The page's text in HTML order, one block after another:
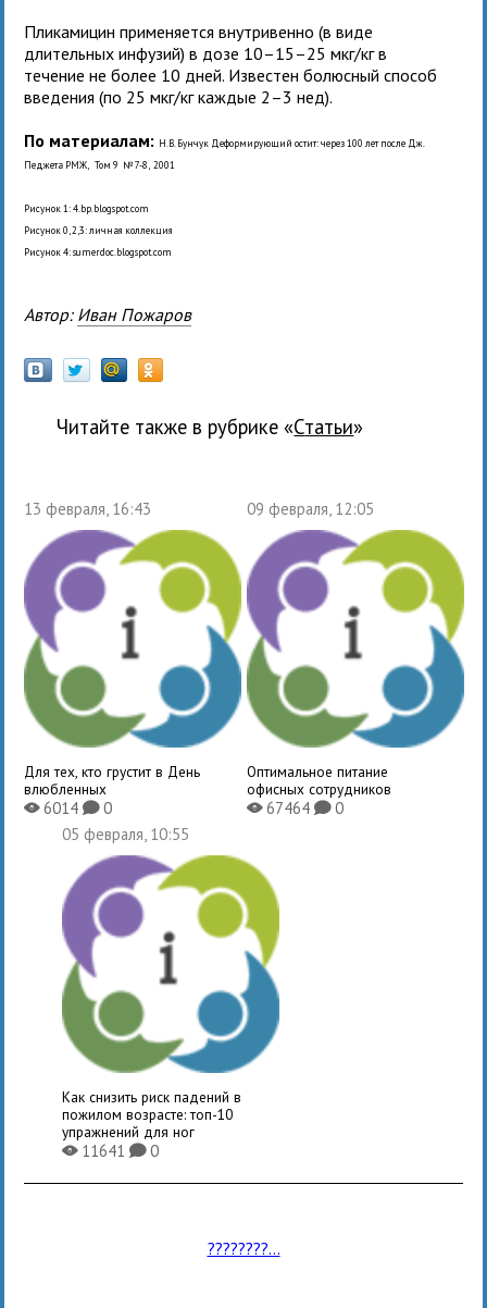
Пликамицин применяется внутривенно (в виде
длительных инфузий) в дозе 10–15–25 мкг/кг в
течение не более 10 дней. Известен болюсный способ
введения (по 25 мкг/кг каждые 2–3 нед).
По материалам: Н.В. Бунчук Деформирующий остит: через 100 лет после Дж.
Педжета РМЖ, Том 9 № 7-8, 2001
Рисунок 1: 4.bp.blogspot.com
Рисунок 0, 2,3: личная коллекция
Рисунок 4: sumerdoc.blogspot.com
Автор: Иван Пожаров
Читайте также в рубрике « Статьи»
13 февраля, 16:43
Для тех, кто грустит в День
влюбленных
X6014K0
09 февраля, 12:05
Оптимальное питание
офисных сотрудников
X67464 K0
05 февраля, 10:55
Как снизить риск падений в
пожилом возрасте: топ-10
упражнений для ног
X11641K0
????????...